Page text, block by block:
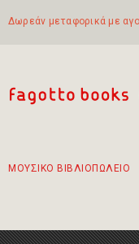
Δωρεάν μεταφορικά με
ΜΟΥΣΙΚΟ ΒΙΒΛΙΟΠΩΛΕΙΟ